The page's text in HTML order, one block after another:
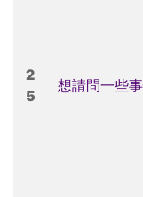
2
5
想請問一些